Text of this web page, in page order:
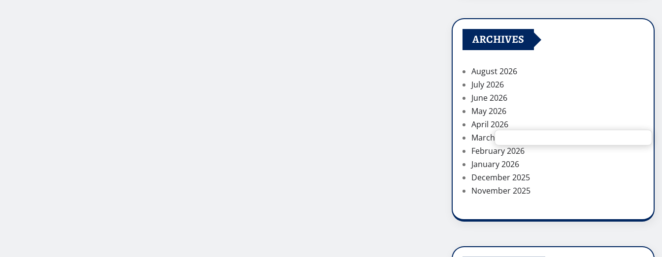
ARCHIVES
August 2026
July 2026
June 2026
May 2026
April 2026
March 2026
February 2026
January 2026
December 2025
November 2025